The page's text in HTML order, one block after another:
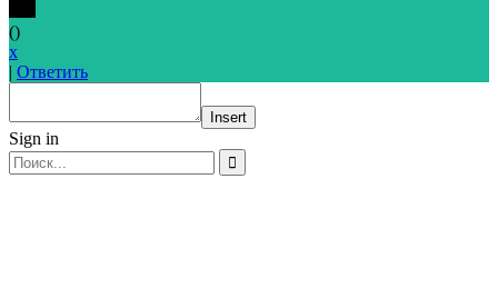
()
x
| Ответить
Insert
Sign in